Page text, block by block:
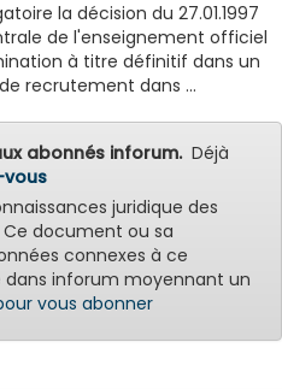
la décision du 27.01.1997
de l'enseignement officiel
à titre définitif dans un
recrutement dans ...
abonnés inforum.Déjà
juridique des
Ce document ou sa
connexes à ce
inforum moyennant un
vous abonner